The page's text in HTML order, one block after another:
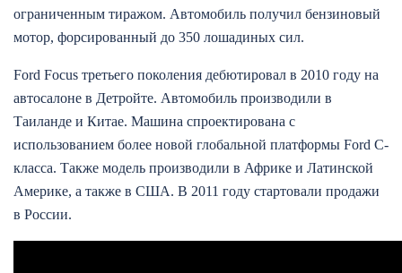
ограниченным тиражом. Автомобиль получил бензиновый
мотор, форсированный до 350 лошадиных сил.
Ford Focus третьего поколения дебютировал в 2010 году на
автосалоне в Детройте. Автомобиль производили в
Таиланде и Китае. Машина спроектирована с
использованием более новой глобальной платформы Ford С-
класса. Также модель производили в Африке и Латинской
Америке, а также в США. В 2011 году стартовали продажи
в России.